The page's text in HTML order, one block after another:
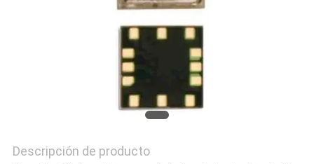
Descripción de producto